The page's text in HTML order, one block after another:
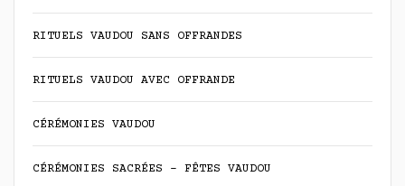
RITUELS VAUDOU SANS OFFRANDES
RITUELS VAUDOU AVEC OFFRANDE
CÉRÉMONIES VAUDOU
CÉRÉMONIES SACRÉES - FÊTES VAUDOU